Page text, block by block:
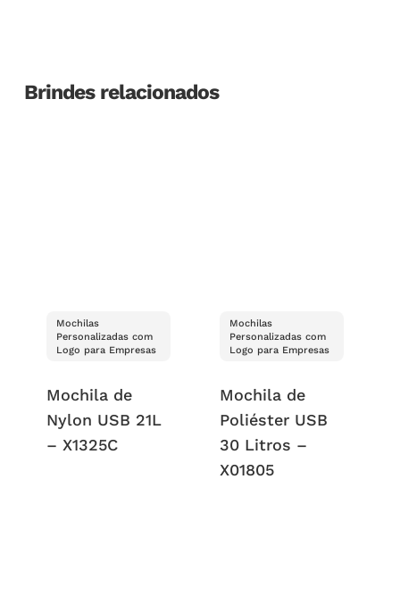
Brindes relacionados
Mochilas
Personalizadas com
Logo para Empresas
Mochila de
Nylon USB 21L
– X1325C
Mochilas
Personalizadas com
Logo para Empresas
Mochila de
Poliéster USB
30 Litros –
X01805